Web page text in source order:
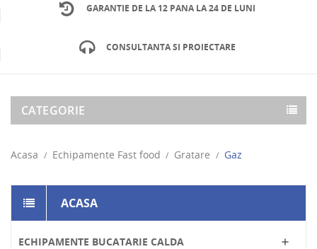
GARANTIE DE LA 12 PANA LA 24 DE LUNI
CONSULTANTA SI PROIECTARE
CATEGORIE
Acasa Echipamente Fast food Gratare Gaz
ACASA
ECHIPAMENTE BUCATARIE CALDA 